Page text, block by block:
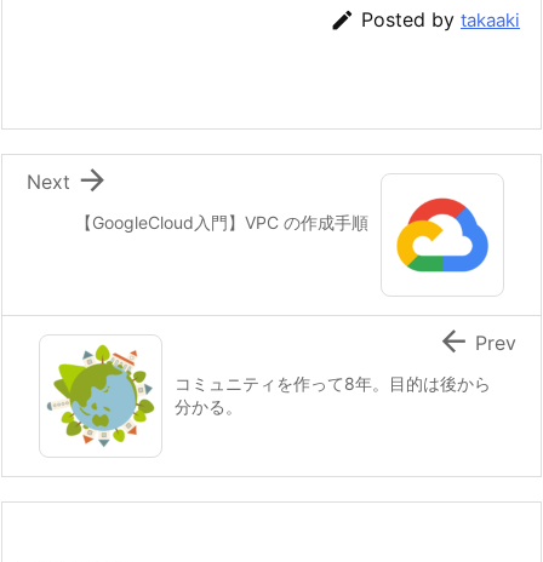
 Posted by takaaki
【GoogleCloud入門】VPC の作成手順

Next
コミュニティを作って8年。目的は後から
分かる。
 Prev